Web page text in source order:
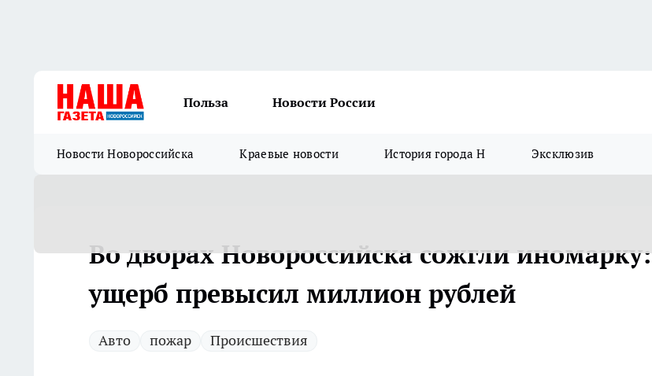
Польза Новости России
Новости Новороссийска Краевые новости История города Н Эксклюзив
Во дворах Новороссийска сожгли иномарку:
ущерб превысил миллион рублей
Авто пожар Происшествия